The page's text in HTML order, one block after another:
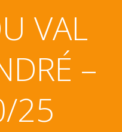
VAL
–
25